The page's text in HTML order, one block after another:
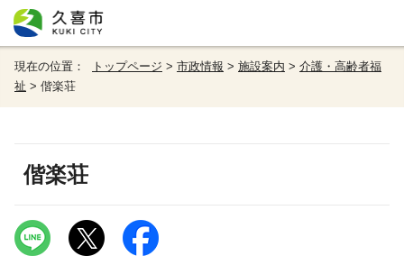
現在の位置： トップページ > 市政情報 > 施設案内 > 介護・高齢者福
祉 > 偕楽荘
偕楽荘